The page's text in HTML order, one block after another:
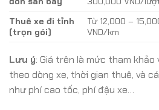
Thuê xe đi tỉnh
(trọn gói)
Từ 12,000 –
VND/km
Lưu ý: Giá trên là mức tham
theo dòng xe, thời gian thuê, và
như phí cao tốc, phí đậu xe…